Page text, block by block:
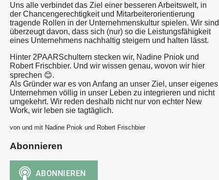
Uns alle verbindet das Ziel einer besseren Arbeitswelt, in
der Chancengerechtigkeit und Mitarbeiterorientierung
tragende Rollen in der Unternehmenskultur spielen. Wir sind
überzeugt davon, dass sich (nur) so die Leistungsfähigkeit
eines Unternehmens nachhaltig steigern und halten lässt.
Hinter 2PAARSchultern stecken wir, Nadine Pniok und
Robert Frischbier. Und wir wissen genau, wovon wir hier
sprechen 😊.
Als Gründer war es von Anfang an unser Ziel, unser eigenes
Unternehmen völlig in unser Leben zu integrieren und nicht
umgekehrt. Wir reden deshalb nicht nur von echter New
Work, wir leben sie tagtäglich.
von und mit Nadine Pniok und Robert Frischbier
Abonnieren